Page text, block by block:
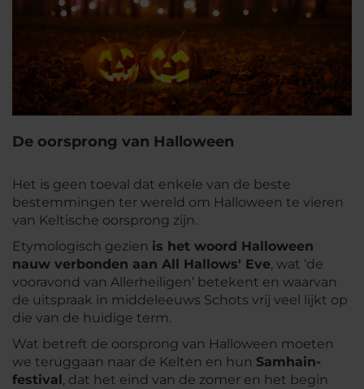
De oorsprong van Halloween
Het is geen toeval dat enkele van de beste
bestemmingen ter wereld om Halloween te vieren
van Keltische oorsprong zijn.
Etymologisch gezien is het woord Halloween
nauw verbonden aan All Hallows' Eve, wat ‘de
vooravond van Allerheiligen’ betekent en waarvan
de uitspraak in middeleeuws Schots vrij veel lijkt op
die van de huidige term.
Wat betreft de oorsprong van Halloween moeten
we teruggaan naar de Kelten en hun Samhain-
festival, dat het eind van de zomer en het begin